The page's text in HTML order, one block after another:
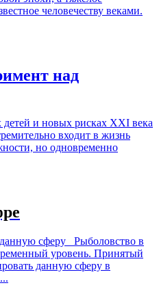
человечеству веками.
над
и новых рисках XXI века
входит в жизнь
но одновременно
сферу Рыболовство в
уровень. Принятый
данную сферу в